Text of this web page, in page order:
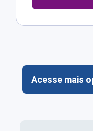
Acesse mais